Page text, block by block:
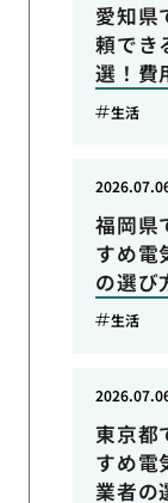
愛知県
頼でき
選！費
生活
福岡県
すめ電
の選び
生活
東京都
すめ電
業者の